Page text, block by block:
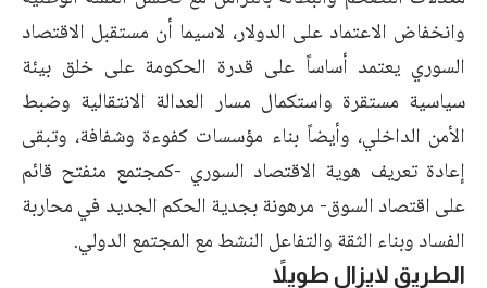
وانخفاض الاعتماد على الدولار، لاسيما أن مستقبل الاقتصاد
السوري يعتمد أساساً على قدرة الحكومة على خلق بيئة
سياسية مستقرة واستكمال مسار العدالة الانتقالية وضبط
الأمن الداخلي، وأيضاً بناء مؤسسات كفوءة وشفافة، وتبقى
إعادة تعريف هوية الاقتصاد السوري -كمجتمع منفتح قائم
على اقتصاد السوق- مرهونة بجدية الحكم الجديد في محاربة
الفساد وبناء الثقة والتفاعل النشط مع المجتمع الدولي.
الطريق لايزال طويلاً